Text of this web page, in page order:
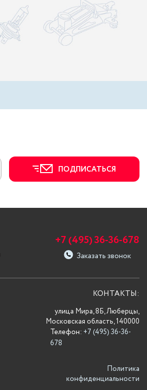
ПОДПИСАТЬСЯ
+7 (495) 36-36-678
Заказать звонок
КОНТАКТЫ:
улица Мира, 8Б, Люберцы,
Московская область, 140000
Телефон: +7 (495) 36-36-
678
Политика
конфиденциальности